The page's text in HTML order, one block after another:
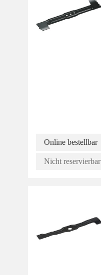
Online bestellbar
Nicht reservierbar